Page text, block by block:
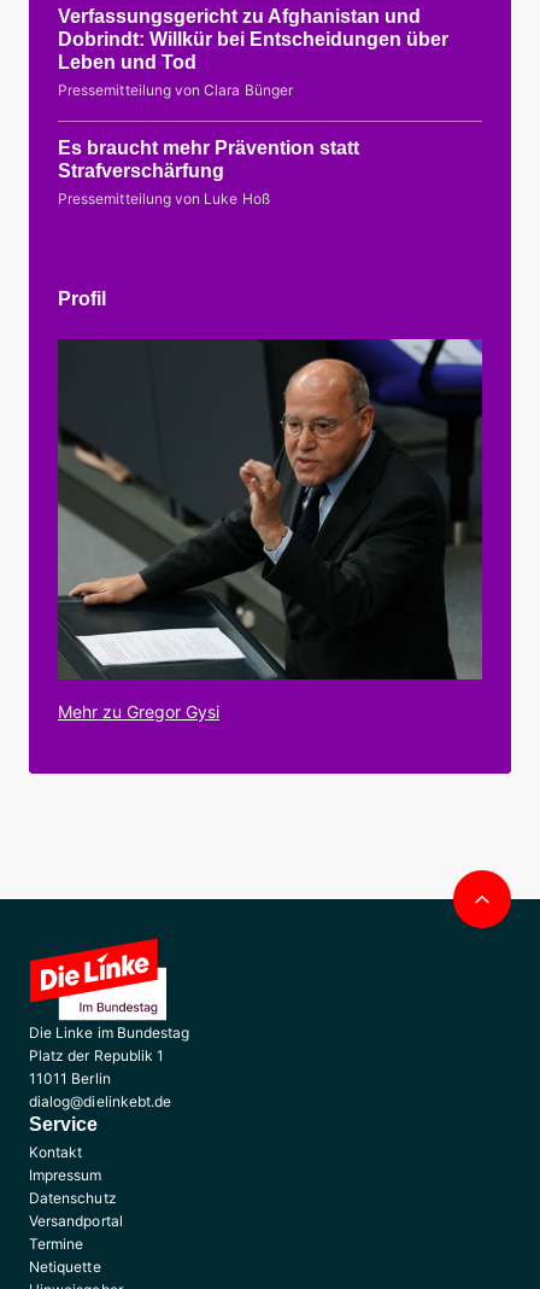
Verfassungsgericht zu Afghanistan und
Dobrindt: Willkür bei Entscheidungen über
Leben und Tod
Pressemitteilung von Clara Bünger
Es braucht mehr Prävention statt
Strafverschärfung
Pressemitteilung von Luke Hoß
Profil
Mehr zu Gregor Gysi
Die Linke im Bundestag
Platz der Republik 1
11011 Berlin
dialog@dielinkebt.de
Service
Kontakt
Impressum
Datenschutz
Versandportal
Termine
Netiquette